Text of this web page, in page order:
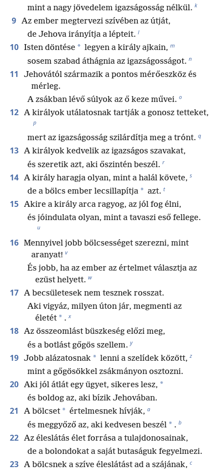
mint a nagy jövedelem igazságosság nélkül. k
9 Az ember megtervezi szívében az útját,
de Jehova irányítja a lépteit. l
10 Isten döntése * legyen a király ajkain, m
sosem szabad áthágnia az igazságosságot. n
11
Jehovától származik a pontos mérőeszköz és
mérleg.
A zsákban lévő súlyok az ő keze művei. o
12 A királyok utálatosnak tartják a gonosz tetteket,
p
mert az igazságosság szilárdítja meg a trónt. q
13 A királyok kedvelik az igazságos szavakat,
és szeretik azt, aki őszintén beszél. r
14 A király haragja olyan, mint a halál követe, s
de a bölcs ember lecsillapítja * azt. t
15 Akire a király arca ragyog, az jól fog élni,
és jóindulata olyan, mint a tavaszi eső fellege.
u
16 Mennyivel jobb bölcsességet szerezni, mint
aranyat! v
És jobb, ha az ember az értelmet választja az
ezüst helyett. w
17 A becsületesek nem tesznek rosszat.
Aki vigyáz, milyen úton jár, megmenti az
életét * . x
18 Az összeomlást büszkeség előzi meg,
és a botlást gőgös szellem. y
19 Jobb alázatosnak * lenni a szelídek között, z
mint a gőgösökkel zsákmányon osztozni.
20 Aki jól átlát egy ügyet, sikeres lesz, *
és boldog az, aki bízik Jehovában.
21 A bölcset * értelmesnek hívják, a
és meggyőző az, aki kedvesen beszél * . b
22 Az éleslátás élet forrása a tulajdonosainak,
de a bolondokat a saját butaságuk fegyelmezi.
23 A bölcsnek a szíve éleslátást ad a szájának, c